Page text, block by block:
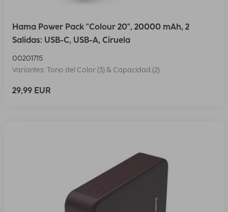
Hama Power Pack "Colour 20", 20000 mAh, 2
Salidas: USB-C, USB-A, Ciruela
00201715
Variantes: Tono del Color (3) & Capacidad (2)
29,99 EUR